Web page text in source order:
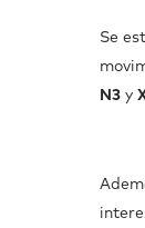
Se
N3 y